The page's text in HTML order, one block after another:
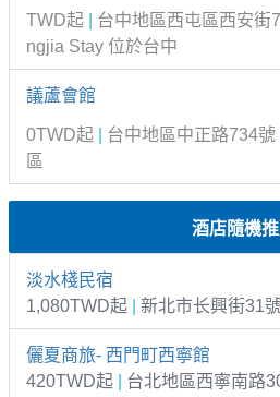
TWD起
台中地區西屯區西安街
ngjia Stay 位於台中
議蘆會館
0TWD起
台中地區中正路734號
區
酒店隨機
淡水棧民宿
1,080TWD起
新北市长興街31
儷夏商旅- 西門町西寧館
420TWD起
台北地區西寧南路